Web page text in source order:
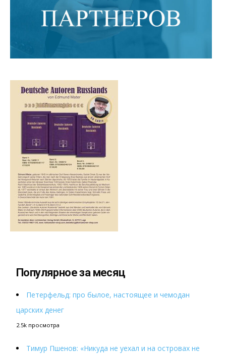
Популярное за месяц
Петерфельд: про былое, настоящее и чемодан
царских денег
2.5k просмотра
Тимур Пшенов: «Никуда не уехал и на островах не